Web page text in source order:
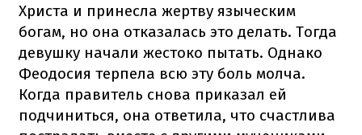
Христа и принесла жертву языческим
богам, но она отказалась это делать. Тогда
девушку начали жестоко пытать. Однако
Феодосия терпела всю эту боль молча.
Когда правитель снова приказал ей
подчиниться, она ответила, что счастлива